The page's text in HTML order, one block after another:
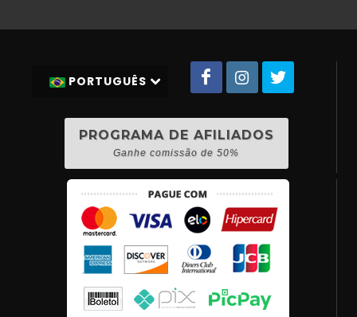
PORTUGUÊS
PROGRAMA DE AFILIADOS
Ganhe comissão de 50%